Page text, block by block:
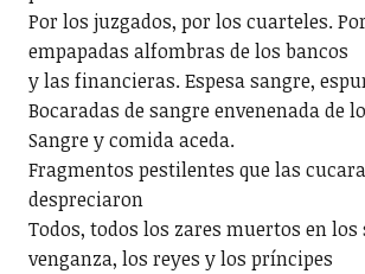
Por los juzgados, por los cuarteles.
empapadas alfombras de los bancos
y las financieras. Espesa sangre,
Bocaradas de sangre envenenada de
Sangre y comida aceda.
Fragmentos pestilentes que las
despreciaron
Todos, todos los zares muertos en los
venganza, los reyes y los príncipes